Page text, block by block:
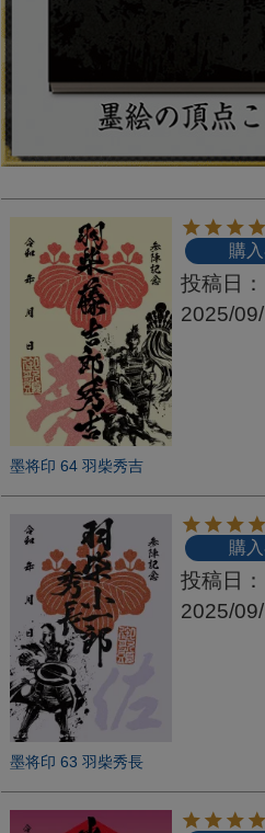
墨将印 64 羽柴秀吉
購
投稿日
2025/
墨将印 63 羽柴秀長
購
投稿日
2025/